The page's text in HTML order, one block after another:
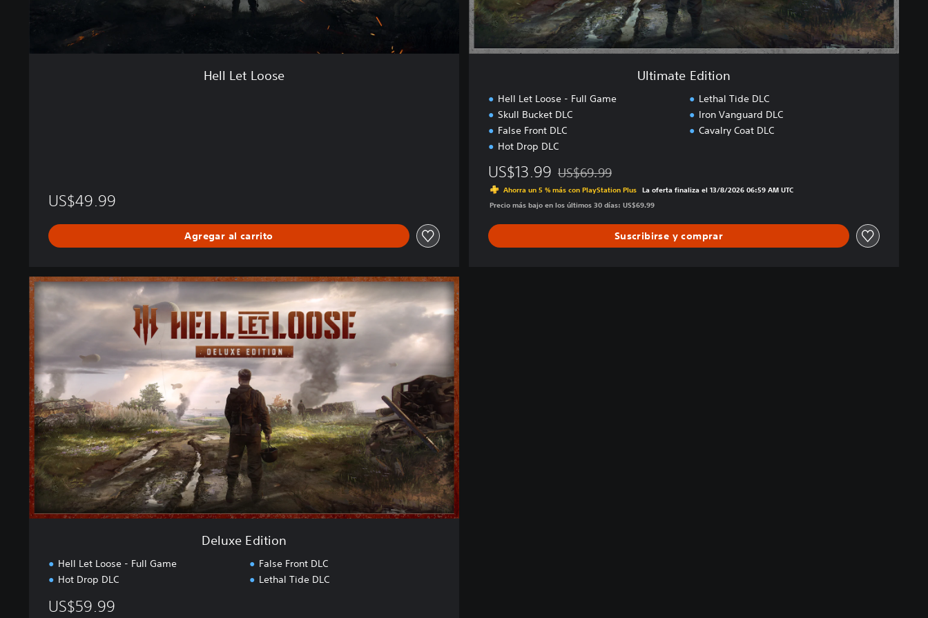
Hell Let Loose
US$49.99
Agregar al carrito
o
n
Ultimate Edition
Hell Let Loose - Full Game
Skull Bucket DLC
False Front DLC
Hot Drop DLC
Lethal Tide DLC
Iron Vanguard DLC
Cavalry Coat DLC
US$13.99 Rebajado del precio original de US$69.99
US$69.99
Ahorra un 5 % más con PlayStation Plus La oferta finaliza el 13/8/2026 06:59 AM UTC
Precio más bajo en los últimos 30 días: US$69.99
Suscribirse y comprar
D
e
l
u
x
e
E
d
i
t
i
o
n
Deluxe Edition
Hell Let Loose - Full Game
Hot Drop DLC
False Front DLC
Lethal Tide DLC
US$59.99